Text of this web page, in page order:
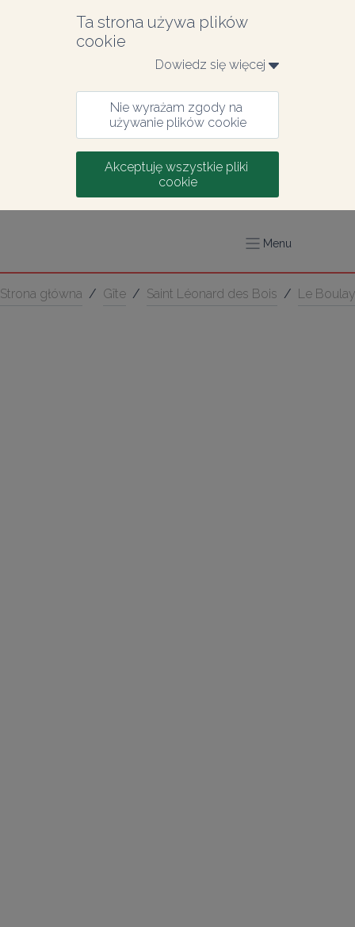
Ta strona używa plików
cookie
Dowiedz się więcej
Nie wyrażam zgody na
używanie plików cookie
Akceptuję wszystkie pliki
cookie
Menu
Strona główna / Gîte / Saint Léonard des Bois / Le Boulay